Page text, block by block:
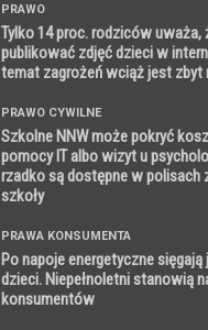
PRAWO
Tylko 14 proc. rodziców uważa,
publikować zdjęć dzieci w
temat zagrożeń wciąż jest zbyt
PRAWO CYWILNE
Szkolne NNW może pokryć
pomocy IT albo wizyt u
rzadko są dostępne w polisach
szkoły
PRAWA KONSUMENTA
Po napoje energetyczne
dzieci. Niepełnoletni stanowią
konsumentów